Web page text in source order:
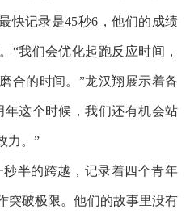
快记录是45秒6，他们的成绩
“我们会优化起跑反应时间，
合的时间。”龙汉翔展示着备
这个时候，我们还有机会站
力。”
秒半的跨越，记录着四个青年
突破极限。他们的故事里没有